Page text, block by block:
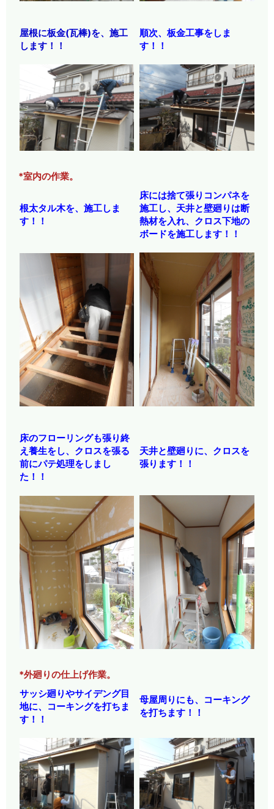
屋根に板金(瓦棒)を、施工
します！！
順次、板金工事をしま
す！！
*室内の作業。
根太タル木を、施工しま
す！！
床には捨て張りコンパネを
施工し、天井と壁廻りは断
熱材を入れ、クロス下地の
ボードを施工します！！
床のフローリングも張り終
え養生をし、クロスを張る
前にパテ処理をしまし
た！！
天井と壁廻りに、クロスを
張ります！！
*外廻りの仕上げ作業。
サッシ廻りやサイデング目
地に、コーキングを打ちま
す！！
母屋周りにも、コーキング
を打ちます！！